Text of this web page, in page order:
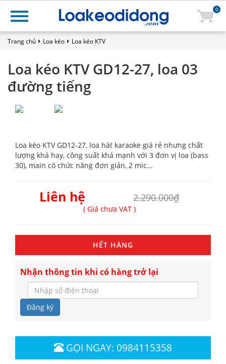
0
Trang chủ Loa kéo Loa kéo KTV
Loa kéo KTV GD12-27, loa 03
đường tiếng
Loa kéo KTV GD12-27, loa hát karaoke giá rẻ nhưng chất
lượng khá hay, công suất khá mạnh với 3 đơn vị loa (bass
30), main có chức năng đơn giản, 2 mic...
Liên hệ 2.290.000₫
( Giá chưa VAT )
HẾT HÀNG
Nhận thông tin khi có hàng trở lại
Đăng ký
GỌI NGAY: 0984115358